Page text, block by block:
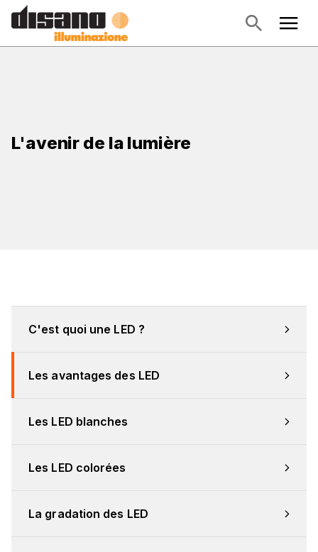
L'avenir de la lumière
C'est quoi une LED ?
Les avantages des LED
Les LED blanches
Les LED colorées
La gradation des LED